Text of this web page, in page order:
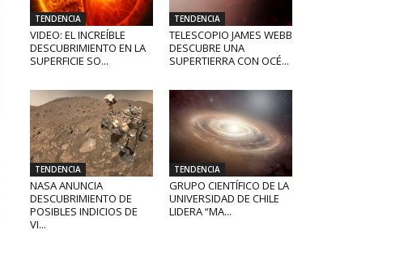
TENDENCIA
VIDEO: EL INCREÍBLE
DESCUBRIMIENTO EN LA
SUPERFICIE SO...
TENDENCIA
TELESCOPIO JAMES WEBB
DESCUBRE UNA
SUPERTIERRA CON OCÉ...
TENDENCIA
NASA ANUNCIA
DESCUBRIMIENTO DE
POSIBLES INDICIOS DE
VI...
TENDENCIA
GRUPO CIENTÍFICO DE LA
UNIVERSIDAD DE CHILE
LIDERA “MA...